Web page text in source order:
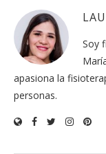
Soy
apasiona la
personas.